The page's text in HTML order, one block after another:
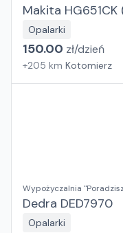
Makita HG651CK
Opalarki
150.00 zł/dzień
+205 km Kotomierz
Wypożyczalnia
Dedra DED7970
Opalarki